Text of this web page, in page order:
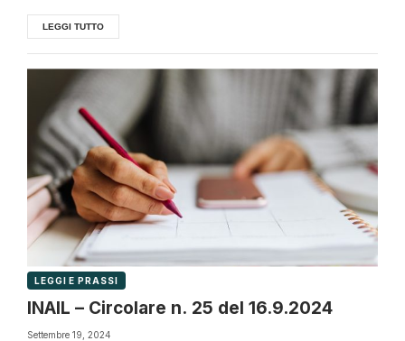
LEGGI TUTTO
LEGGI E PRASSI
INAIL – Circolare n. 25 del 16.9.2024
Settembre 19, 2024